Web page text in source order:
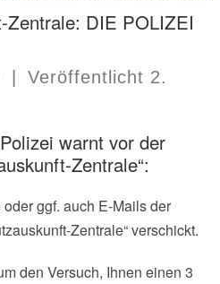
Zentrale: DIE POLIZEI
| Veröffentlicht 2.
warnt vor der
Zentrale“:
ggf. auch E-Mails der
Zentrale“ verschickt.
den Versuch, Ihnen einen 3